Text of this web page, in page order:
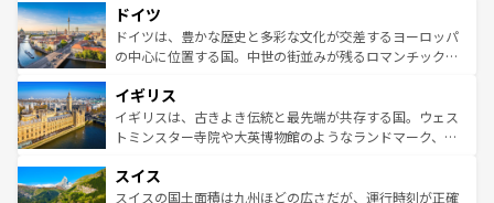
せる。地方によって風土や気候が異なるスペインはその個
性で訪れる人を魅了する。 なお、新着のスペイン情報は コ
ンテンツ一覧を参照してほしい。
で、幅広い魅力が詰まっている。華麗な宮殿、歴史的な大
聖堂、美しいビーチ、そして豊かな自然が、訪れる者を心
から魅了する。また、フランスは美食の国としても知ら
いる。シャンパンの発祥地であるランス、プロヴァンスの
香り高いラベンダー畑など、多彩な楽しみ方が可能だ。さ
らに、パリ以外の地域にも魅力が溢れており、どの街角に
れる地方に足を運ぶとそれぞれで全く異なる文化を体験で
きるだろう。 なお、新着のフランス情報はコンテンツ一覧
ドイツ
ドイツは、豊かな歴史と多彩な文化が交差するヨーロッパ
の中心に位置する国。中世の街並みが残るロマンチック街
顔を持つこの国は、どこを歩いても飽きることがない。ベ
ルリンの文化的活気、バイエルン州のアルプスの絶景、そ
してライン川沿いのワイン畑といった風景は必見。ビール
は、お酒好きな人にはぜひ体験してほしい。 なお、新着の
ドイツ情報はコンテンツ一覧を参照してほしい。
イギリス
イギリスは、古きよき伝統と最先端が共存する国。ウェス
トミンスター寺院や大英博物館のようなランドマーク、歴
リアごとに異なる魅力がある。また、優雅なアフタヌーン
ティー、ビール好きにはたまらない英国パブ、サッカー観
スイス
スイスの国土面積は九州ほどの広さだが、運行時刻が正確